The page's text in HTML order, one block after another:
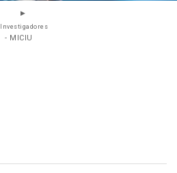
Investigadores
- MICIU